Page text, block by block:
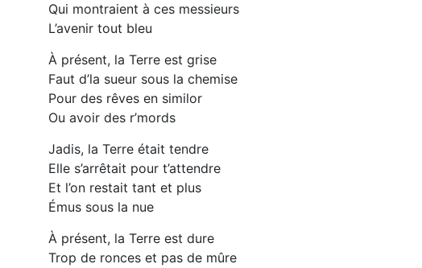
Qui montraient à ces messieurs
L’avenir tout bleu
À présent, la Terre est grise
Faut d’la sueur sous la chemise
Pour des rêves en similor
Ou avoir des r’mords
Jadis, la Terre était tendre
Elle s’arrêtait pour t’attendre
Et l’on restait tant et plus
Émus sous la nue
À présent, la Terre est dure
Trop de ronces et pas de mûre